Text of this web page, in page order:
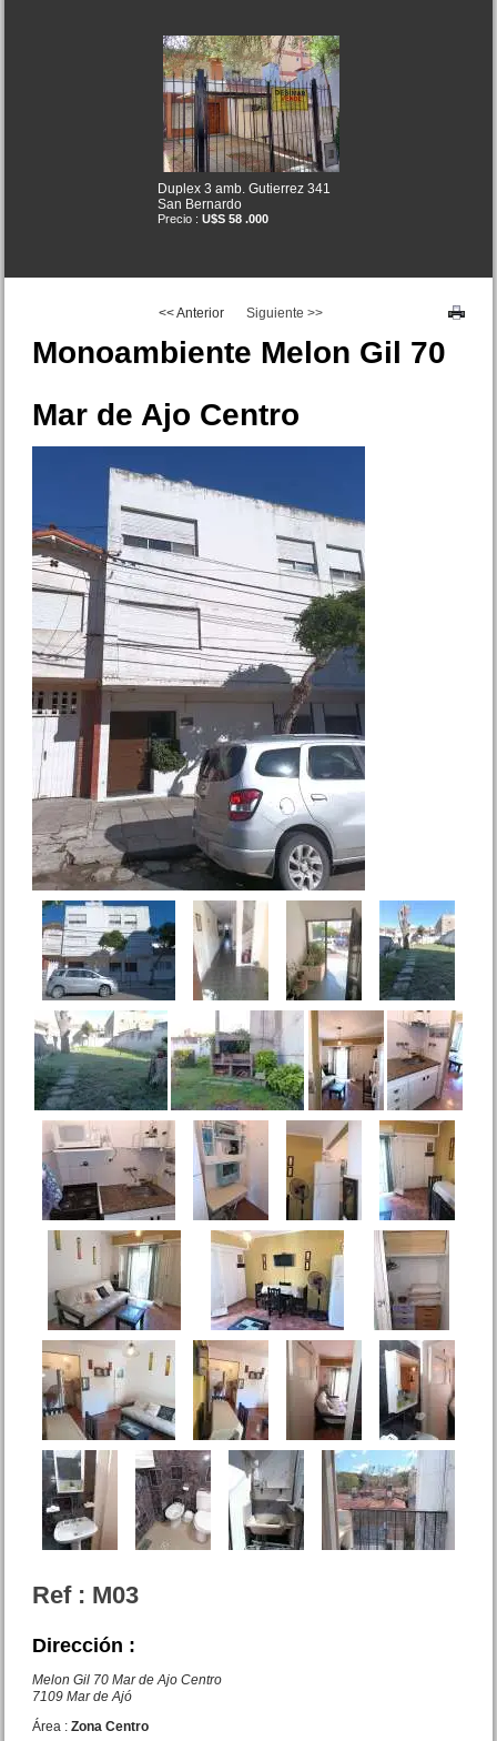
Duplex 3 amb. Gutierrez 341
San Bernardo
Precio : U$S 58 .000
San Bernardo
Precio :U$S 45 .000
Lote Diag. Libertad e/Caseros
Nueva Atlantis
Precio :U$S 20 .000
Dpto. 2 amb. c/coch. Newbery
1230 Mar de Ajo N.
Precio :U$S 39 .000
Local Comercial Zuviria 84
San Bernardo
U$S 37 .000
<< Anterior Siguiente >>
Monoambiente Melon Gil 70
Mar de Ajo Centro
Ref : M03
Dirección :
Melon Gil 70 Mar de Ajo Centro
7109 Mar de Ajó
Área :Zona Centro